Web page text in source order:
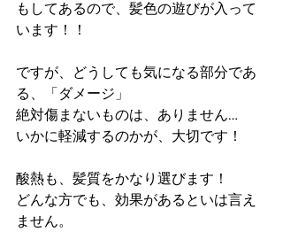
もしてあるので、髪色の遊びが入って
います！！
ですが、どうしても気になる部分であ
る、「ダメージ」
絶対傷まないものは、ありません…
いかに軽減するのかが、大切です！
酸熱も、髪質をかなり選びます！
どんな方でも、効果があるといは言え
ません。